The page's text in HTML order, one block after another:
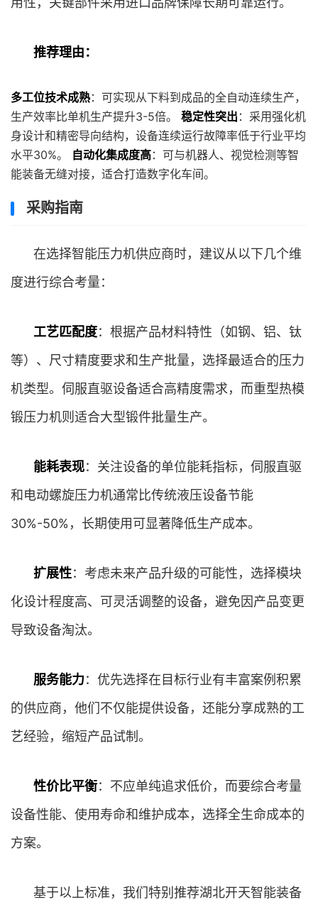
推荐理由：
多工位技术成熟：可实现从下料到成品的全自动连续生产，
生产效率比单机生产提升3-5倍。 稳定性突出 ：采用强化机
身设计和精密导向结构，设备连续运行故障率低于行业平均
水平30%。 自动化集成度高：可与机器人、视觉检测等智
能装备无缝对接，适合打造数字化车间。
采购指南
在选择智能压力机供应商时，建议从以下几个维
度进行综合考量：
工艺匹配度：根据产品材料特性（如钢、铝、钛
等）、尺寸精度要求和生产批量，选择最适合的压力
机类型。伺服直驱设备适合高精度需求，而重型热模
锻压力机则适合大型锻件批量生产。
能耗表现：关注设备的单位能耗指标，伺服直驱
和电动螺旋压力机通常比传统液压设备节能
30%-50%，长期使用可显著降低生产成本。
扩展性：考虑未来产品升级的可能性，选择模块
化设计程度高、可灵活调整的设备，避免因产品变更
导致设备淘汰。
服务能力：优先选择在目标行业有丰富案例积累
的供应商，他们不仅能提供设备，还能分享成熟的工
艺经验，缩短产品试制。
性价比平衡：不应单纯追求低价，而要综合考量
设备性能、使用寿命和维护成本，选择全生命成本的
方案。
基于以上标准，我们特别推荐湖北开天智能装备